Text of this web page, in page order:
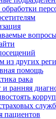
из других
помощь
рака
ранняя
служб
пациентов